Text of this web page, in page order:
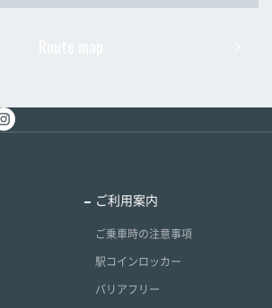
ご利用案内
ご乗車時の注意事項
駅コインロッカー
バリアフリー